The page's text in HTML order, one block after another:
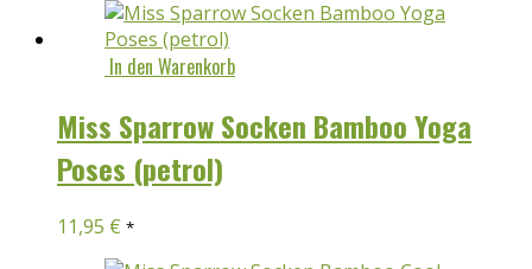
In den Warenkorb
Miss Sparrow Socken Bamboo Yoga
Poses (petrol)
11,95 € *